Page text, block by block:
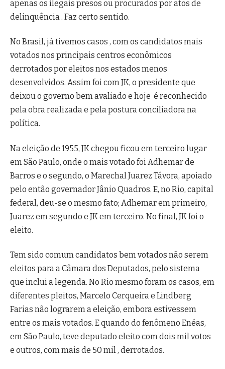
apenas os ilegais presos ou procurados por atos de
delinquência . Faz certo sentido.
No Brasil, já tivemos casos , com os candidatos mais
votados nos principais centros econômicos
derrotados por eleitos nos estados menos
desenvolvidos. Assim foi com JK, o presidente que
deixou o governo bem avaliado e hoje é reconhecido
pela obra realizada e pela postura conciliadora na
política.
Na eleição de 1955, JK chegou ficou em terceiro lugar
em São Paulo, onde o mais votado foi Adhemar de
Barros e o segundo, o Marechal Juarez Távora, apoiado
pelo então governador Jânio Quadros. E, no Rio, capital
federal, deu-se o mesmo fato; Adhemar em primeiro,
Juarez em segundo e JK em terceiro. No final, JK foi o
eleito.
Tem sido comum candidatos bem votados não serem
eleitos para a Câmara dos Deputados, pelo sistema
que inclui a legenda. No Rio mesmo foram os casos, em
diferentes pleitos, Marcelo Cerqueira e Lindberg
Farias não lograrem a eleição, embora estivessem
entre os mais votados. E quando do fenômeno Enéas,
em São Paulo, teve deputado eleito com dois mil votos
e outros, com mais de 50 mil , derrotados.